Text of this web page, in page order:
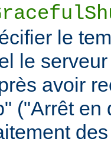
le
le
avoir
("Arrêt en